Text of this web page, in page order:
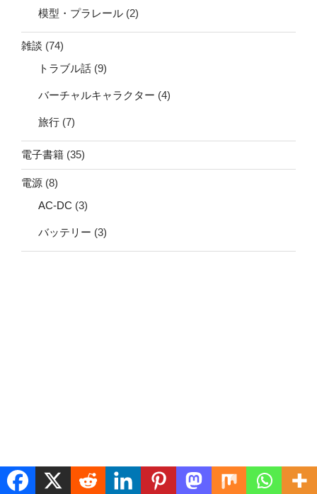
模型・プラレール (2)
雑談 (74)
トラブル話 (9)
バーチャルキャラクター (4)
旅行 (7)
電子書籍 (35)
電源 (8)
AC-DC (3)
バッテリー (3)